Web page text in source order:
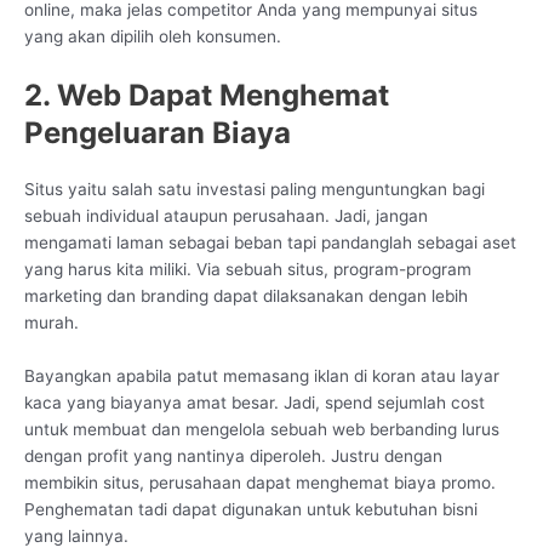
online, maka jelas competitor Anda yang mempunyai situs
yang akan dipilih oleh konsumen.
2. Web Dapat Menghemat
Pengeluaran Biaya
Situs yaitu salah satu investasi paling menguntungkan bagi
sebuah individual ataupun perusahaan. Jadi, jangan
mengamati laman sebagai beban tapi pandanglah sebagai aset
yang harus kita miliki. Via sebuah situs, program-program
marketing dan branding dapat dilaksanakan dengan lebih
murah.
Bayangkan apabila patut memasang iklan di koran atau layar
kaca yang biayanya amat besar. Jadi, spend sejumlah cost
untuk membuat dan mengelola sebuah web berbanding lurus
dengan profit yang nantinya diperoleh. Justru dengan
membikin situs, perusahaan dapat menghemat biaya promo.
Penghematan tadi dapat digunakan untuk kebutuhan bisni
yang lainnya.